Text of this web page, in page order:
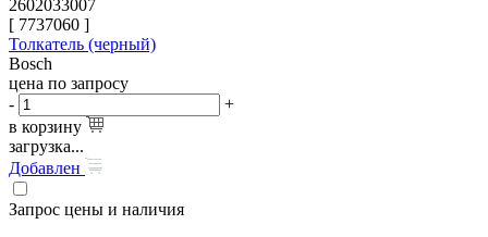
2602033007
[ 7737060 ]
Толкатель (черный)
Bosch
цена по запросу
-
+
в корзину
загрузка...
Добавлен
Запрос цены и наличия